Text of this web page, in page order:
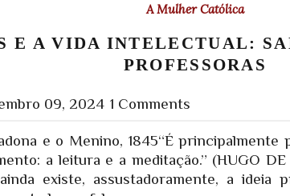
A Mulher Católica
E A VIDA INTELECTUAL:
PROFESSORAS
09, 2024 1 Comments
e o Menino, 1845“É
a leitura e a meditação.” (HUGO
existe, assustadoramente, a ideia